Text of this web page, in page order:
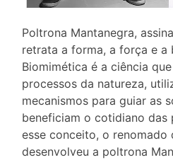
Poltrona Mantanegra,
retrata a forma, a força e a
Biomimética é a ciência
processos da natureza,
mecanismos para guiar as
beneficiam o cotidiano das
esse conceito, o renomado
desenvolveu a poltrona